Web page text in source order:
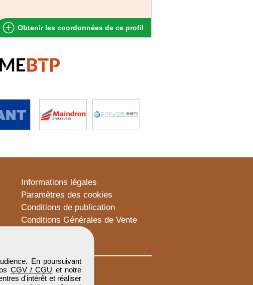
Obtenir les coordonnées de ce profil
En poursuivant
CGV / CGU et notre
d'intérêt et réaliser
Informations légales
Paramètres des cookies
Conditions de publication
Conditions Générales de Vente